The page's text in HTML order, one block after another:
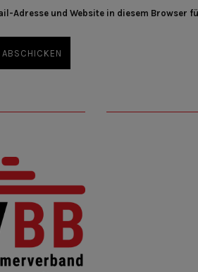
Adresse und Website in diesem Browser